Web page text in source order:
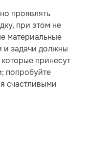
проявлять
при этом не
материальные
и задачи должны
принесут
попробуйте
счастливыми